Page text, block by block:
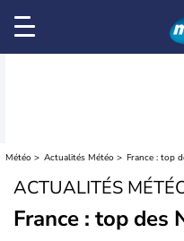
Météo Actualités Météo France : top
ACTUALITÉS
France : top des